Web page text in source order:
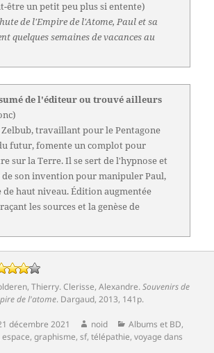
être un petit peu plus si entente)
de l'Empire de l'Atome, Paul et sa
quelques semaines de vacances au
de l'éditeur ou trouvé ailleurs
Zelbub, travaillant pour le Pentagone
futur, fomente un complot pour
sur la Terre. Il se sert de l'hypnose et
de son invention pour manipuler Paul,
haut niveau. Édition augmentée
les sources et la genèse de
Thierry.Clerisse, Alexandre.Souvenirs de
de l'atome. Dargaud, 2013, 141p.
décembre 2021 Auteur
noid Catégories
Albums et BD,
espace,graphisme,sf,télépathie,voyage dans